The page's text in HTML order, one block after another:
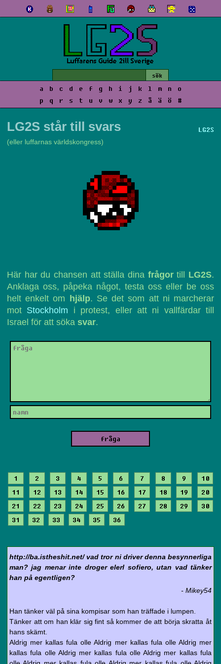
a b c d e f g h i j k l m n
o
p
q r s t u v w x y z å ä ö #
LG2S
LG2S står till svars
(eller luffarnas världskongress)
Här har du chansen att ställa dina frågortill LG2S.
Anklaga oss, påpeka något, testa oss eller be oss
helt enkelt om
hjälp. Se det som att ni marcherar
mot Stockholm i protest, eller att ni vallfärdar till
Israel för att söka svar.
1 2 3 4 5 6 7 8 9
10
11
12 13 14 15 16 17 18 19
20
21
22 23 24 25 26 27 28 29
30
31
32 33 34 35 36
http://ba.istheshit.net/ vad tror ni driver denna besynnerliga
man? jag menar inte droger elerl sofiero, utan vad tänker
han på egentligen?
- Mikey54
Han tänker väl på sina kompisar som han träffade i lumpen.
Tänker att om han klär sig fint så kommer de att börja skratta åt
hans skämt.
Aldrig mer kallas fula olle Aldrig mer kallas fula olle Aldrig mer
kallas fula olle Aldrig mer kallas fula olle Aldrig mer kallas fula